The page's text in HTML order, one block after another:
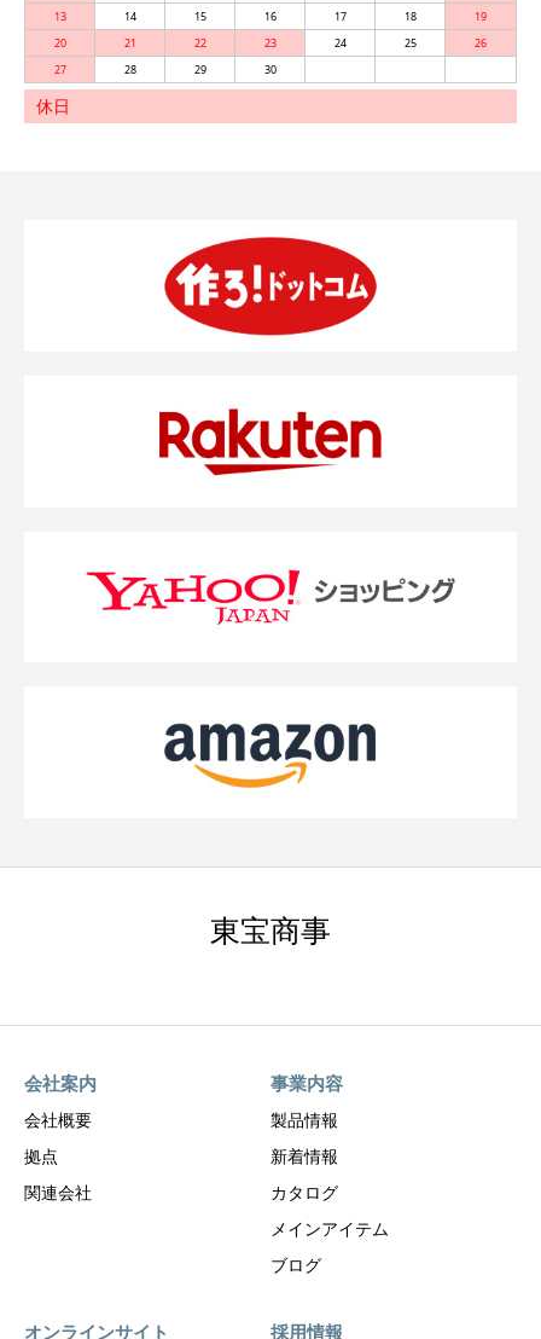
13
14 15 16 17 18
19
20
21 22 23 24 25
26
27
28 29 30
休日
東宝商事
会社案内
会社概要
拠点
関連会社
事業内容
製品情報
新着情報
カタログ
メインアイテム
ブログ
オンラインサイト 採用情報